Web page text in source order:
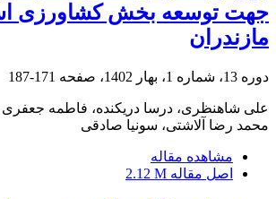
جهت توسعه بخش کشاورزی
مازندران
دوره 13، شماره 1، بهار 1402، صفحه 171-187
علی شاهنظری، درسا دریکنده، فاطمه جعفری
محمد رضا آلاشتی، سونیا صادقی
مشاهده مقاله
اصل مقاله 2.12 M